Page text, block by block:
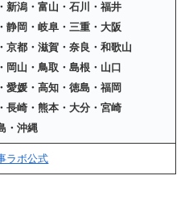
新潟・富山・石川・福井
静岡・岐阜・三重・大阪
京都・滋賀・奈良・和歌山
岡山・鳥取・島根・山口
愛媛・高知・徳島・福岡
長崎・熊本・大分・宮崎
・沖縄
ラボ公式